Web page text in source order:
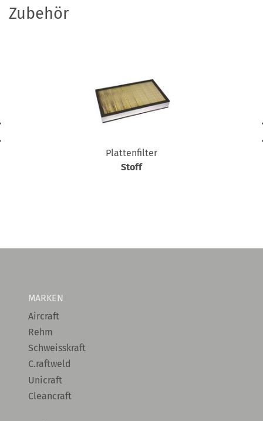
Zubehör
Plattenfilter
Stoff
MARKEN
Aircraft
Rehm
Schweisskraft
C.raftweld
Unicraft
Cleancraft